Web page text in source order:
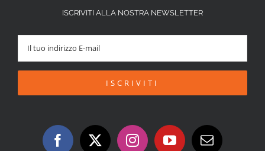
ISCRIVITI ALLA NOSTRA NEWSLETTER